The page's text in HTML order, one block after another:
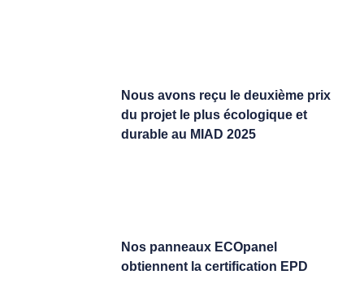
Nous avons reçu le deuxième prix
du projet le plus écologique et
durable au MIAD 2025
Nos panneaux ECOpanel
obtiennent la certification EPD